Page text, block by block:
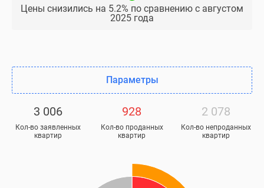
Цены снизились на 5.2% по сравнению с августом
2025 года
Параметры
3 006
Кол-во заявленных
квартир
928
Кол-во проданных
квартир
2 078
Кол-во непроданных
квартир